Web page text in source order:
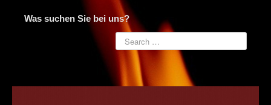
Was suchen Sie bei uns?